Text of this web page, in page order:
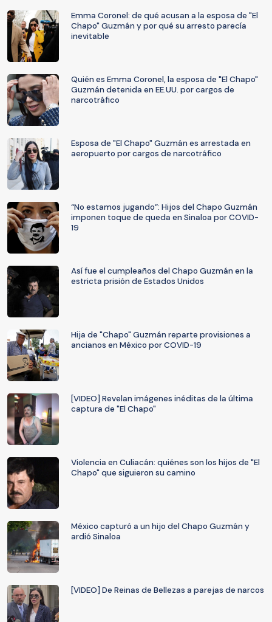
Emma Coronel: de qué acusan a la esposa de "El
Chapo" Guzmán y por qué su arresto parecía
inevitable
Quién es Emma Coronel, la esposa de "El Chapo"
Guzmán detenida en EE.UU. por cargos de
narcotráfico
Esposa de "El Chapo" Guzmán es arrestada en
aeropuerto por cargos de narcotráfico
“No estamos jugando”: Hijos del Chapo Guzmán
imponen toque de queda en Sinaloa por COVID-
19
Así fue el cumpleaños del Chapo Guzmán en la
estricta prisión de Estados Unidos
Hija de "Chapo" Guzmán reparte provisiones a
ancianos en México por COVID-19
[VIDEO] Revelan imágenes inéditas de la última
captura de "El Chapo"
Violencia en Culiacán: quiénes son los hijos de "El
Chapo" que siguieron su camino
México capturó a un hijo del Chapo Guzmán y
ardió Sinaloa
[VIDEO] De Reinas de Bellezas a parejas de narcos